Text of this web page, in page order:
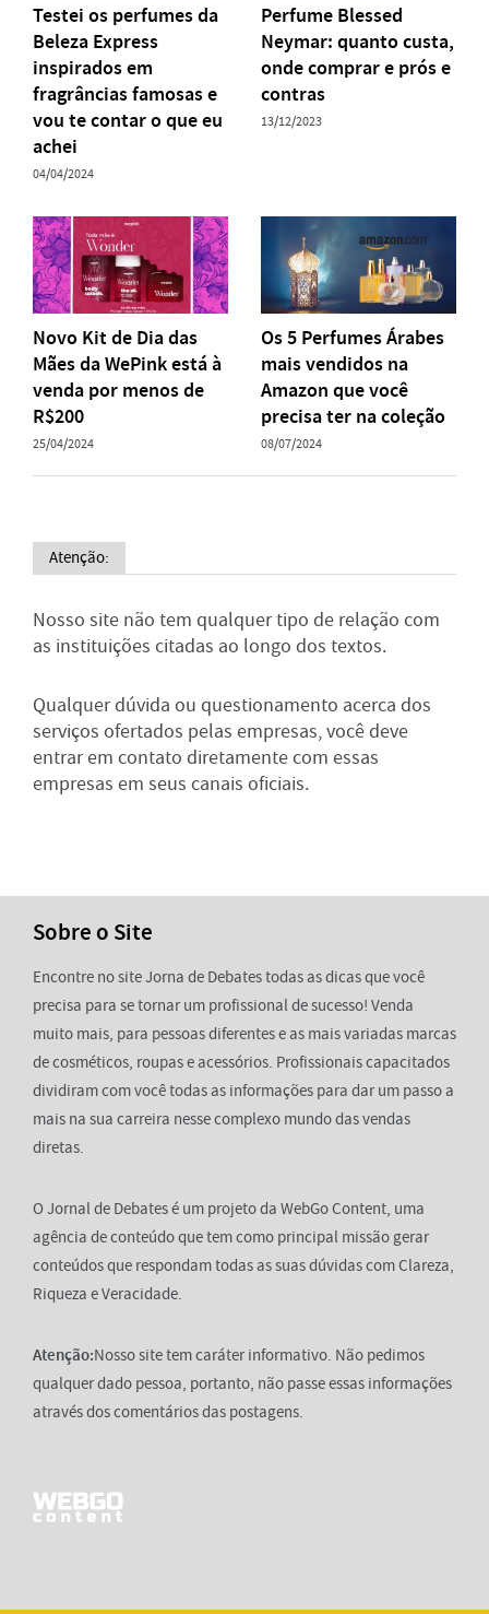
Testei os perfumes da
Beleza Express
inspirados em
fragrâncias famosas e
vou te contar o que eu
achei
04/04/2024
Perfume Blessed
Neymar: quanto custa,
onde comprar e prós e
contras
13/12/2023
Novo Kit de Dia das
Mães da WePink está à
venda por menos de
R$200
25/04/2024
Os 5 Perfumes Árabes
mais vendidos na
Amazon que você
precisa ter na coleção
08/07/2024
Atenção:
Nosso site não tem qualquer tipo de relação com
as instituições citadas ao longo dos textos.
Qualquer dúvida ou questionamento acerca dos
serviços ofertados pelas empresas, você deve
entrar em contato diretamente com essas
empresas em seus canais oficiais.
Sobre o Site
Encontre no site Jorna de Debates todas as dicas que você
precisa para se tornar um profissional de sucesso! Venda
muito mais, para pessoas diferentes e as mais variadas marcas
de cosméticos, roupas e acessórios. Profissionais capacitados
dividiram com você todas as informações para dar um passo a
mais na sua carreira nesse complexo mundo das vendas
diretas.
O Jornal de Debates é um projeto da WebGo Content, uma
agência de conteúdo que tem como principal missão gerar
conteúdos que respondam todas as suas dúvidas com Clareza,
Riqueza e Veracidade.
Atenção:Nosso site tem caráter informativo. Não pedimos
qualquer dado pessoa, portanto, não passe essas informações
através dos comentários das postagens.